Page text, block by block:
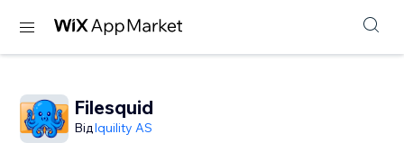
Filesquid
ВідIquility AS